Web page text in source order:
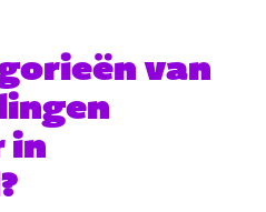
van
in